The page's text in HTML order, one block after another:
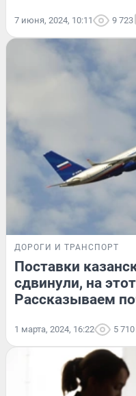
7 июня, 2024, 10:11 9 723
ДОРОГИ И ТРАНСПОРТ
Поставки
сдвинули, на
Рассказываем
1 марта, 2024, 16:22 5 710